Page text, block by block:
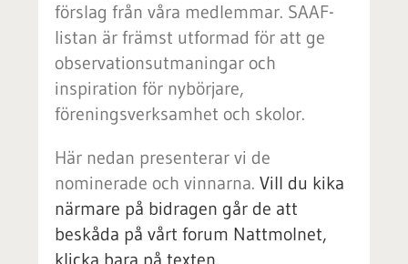
förslag från våra medlemmar. SAAF-
listan är främst utformad för att ge
observationsutmaningar och
inspiration för nybörjare,
föreningsverksamhet och skolor.
Här nedan presenterar vi de
nominerade och vinnarna. Vill du kika
närmare på bidragen går de att
beskåda på vårt forum Nattmolnet,